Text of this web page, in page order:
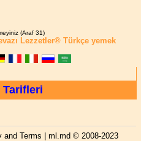
(Araf 31)
Lezzetler® Türkçe yemek
Tarifleri
and Terms | ml.md © 2008-2023